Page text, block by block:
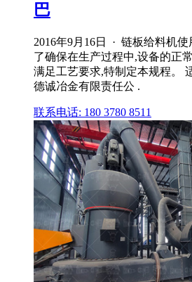
巴
2016年9月16日 · 链板给料机
了确保在生产过程中,设备的正
满足工艺要求,特制定本规程。
德诚冶金有限责任公 .
联系电话: 180 3780 8511